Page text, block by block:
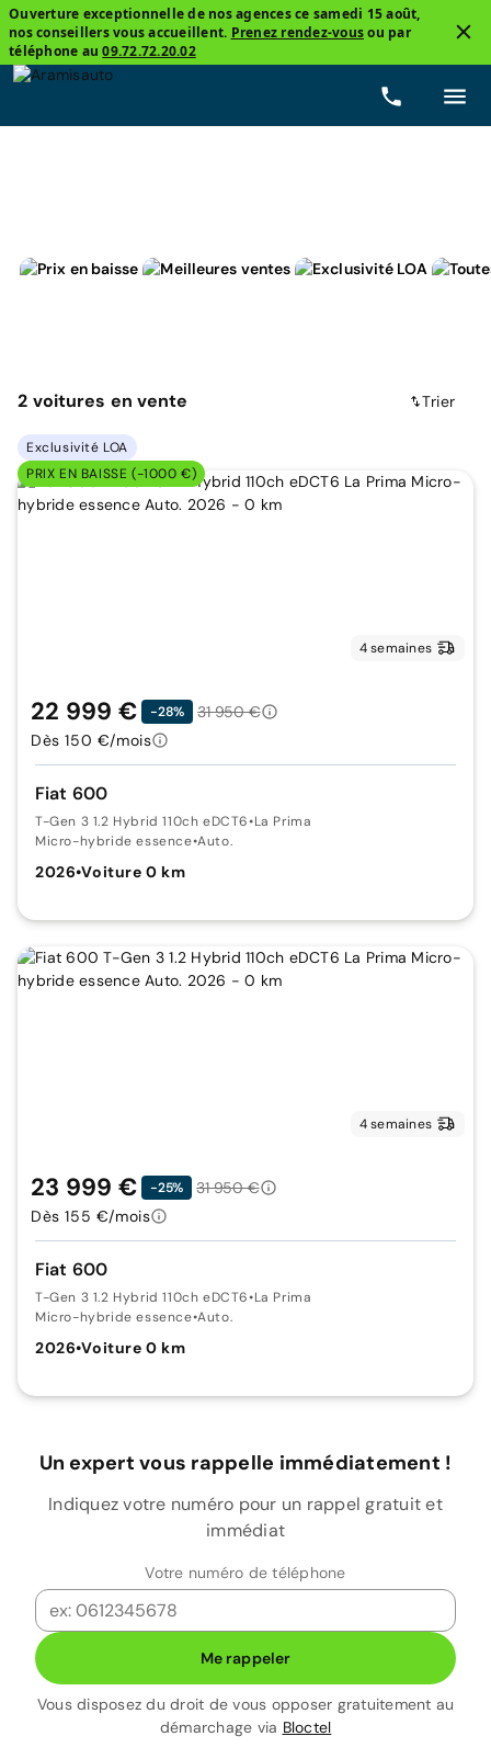
Ouverture exceptionnelle de nos agences ce samedi 15 août,
nos conseillers vous accueillent. Prenez rendez-vousou par
téléphone au09.72.72.20.02
Prix
2 voitures en vente Trier
Exclusivité LOA
PRIX EN BAISSE (-1000 €)
4 semaines
Fiat 600
T-Gen 3 1.2 Hybrid 110ch eDCT6•La Prima
Micro-hybride essence•Auto.
2026•Voiture 0 km
22 999 € -28%
31 950 €
Dès 150 €/mois
4 semaines
Fiat 600
T-Gen 3 1.2 Hybrid 110ch eDCT6•La Prima
Micro-hybride essence•Auto.
2026•Voiture 0 km
23 999 € -25%
31 950 €
Dès 155 €/mois
Un expert vous rappelle immédiatement !
Indiquez votre numéro pour un rappel gratuit et
immédiat
Votre numéro de téléphone
Me rappeler
Vous disposez du droit de vous opposer gratuitement au
démarchage via Bloctel